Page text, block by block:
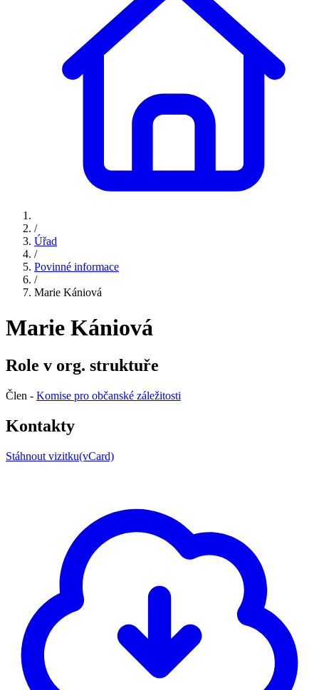
/
Úřad
/
Povinné informace
/
Marie Kániová
Marie Kániová
Role v org. struktuře
Člen - Komise pro občanské záležitosti
Kontakty
Stáhnout vizitku(vCard)